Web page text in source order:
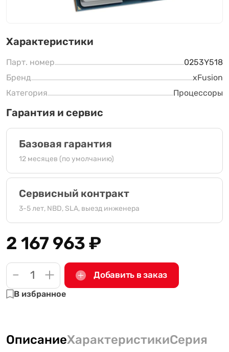
Характеристики
Парт. номер
0253Y518
Бренд
xFusion
Категория
Процессоры
Гарантия и сервис
Базовая гарантия
12 месяцев (по умолчанию)
Сервисный контракт
3-5 лет, NBD, SLA, выезд инженера
2 167 963₽
- + Добавить в заказ
В избранное
ОписаниеХарактеристикиСерия